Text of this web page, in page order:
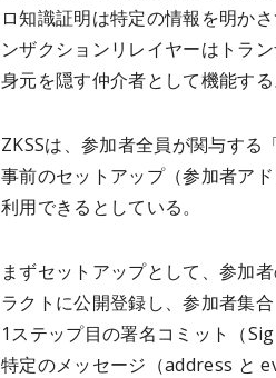
ロ知識証明は特定の情報を明か
ンザクションリレイヤーはトラ
身元を隠す仲介者として機能する
ZKSSは、参加者全員が関与する
事前のセットアップ（参加者ア
利用できるとしている。
まずセットアップとして、参加
ラクトに公開登録し、参加者集
1ステップ目の署名コミット（
特定のメッセージ（address と